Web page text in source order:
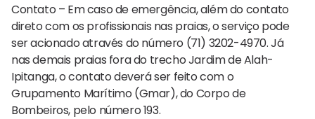
Contato – Em caso de emergência, além do contato
direto com os profissionais nas praias, o serviço pode
ser acionado através do número (71) 3202-4970. Já
nas demais praias fora do trecho Jardim de Alah-
Ipitanga, o contato deverá ser feito com o
Grupamento Marítimo (Gmar), do Corpo de
Bombeiros, pelo número 193.